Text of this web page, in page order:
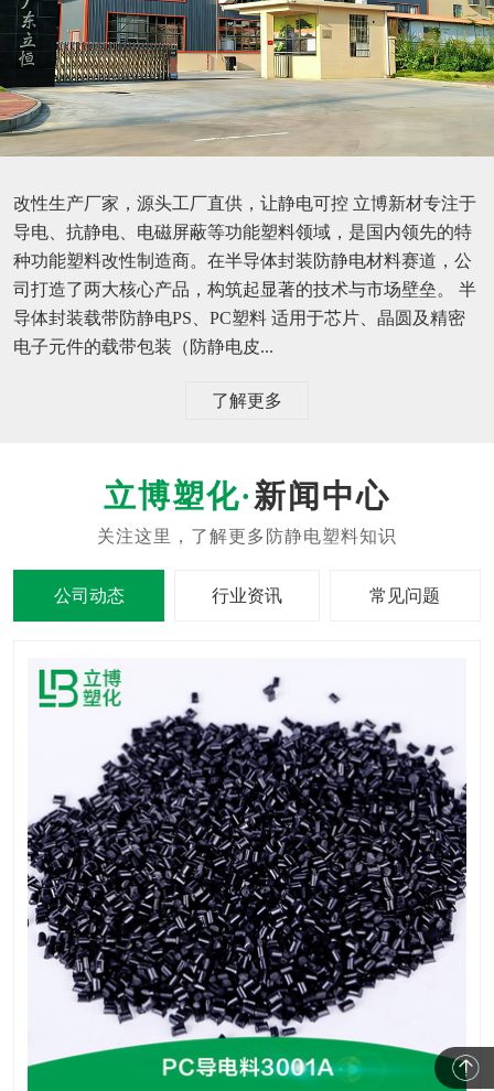
改性生产厂家，源头工厂直供，让静电可控 立博新材专注于
导电、抗静电、电磁屏蔽等功能塑料领域，是国内领先的特
种功能塑料改性制造商。在半导体封装防静电材料赛道，公
司打造了两大核心产品，构筑起显著的技术与市场壁垒。 半
导体封装载带防静电PS、PC塑料 适用于芯片、晶圆及精密
电子元件的载带包装（防静电皮...
了解更多
新闻中心
公司动态 行业资讯 常见问题